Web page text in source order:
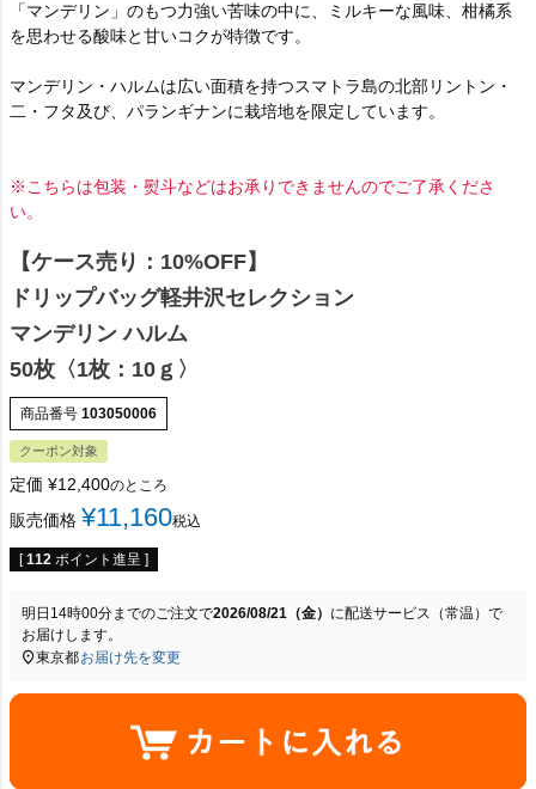
「マンデリン」のもつ力強い苦味の中に、ミルキーな風味、柑橘系
を思わせる酸味と甘いコクが特徴です。
マンデリン・ハルムは広い面積を持つスマトラ島の北部リントン・
二・フタ及び、パランギナンに栽培地を限定しています。
※こちらは包装・熨斗などはお承りできませんのでご了承くださ
い。
【ケース売り：10%OFF】
ドリップバッグ軽井沢セレクション
マンデリン ハルム
50枚〈1枚：10ｇ〉
商品番号 103050006
クーポン対象
定価 ¥12,400のところ
販売価格 ¥11,160税込
[ 112 ポイント進呈 ]
明日 14時00分までのご注文で2026/08/21（金） に配送サービス（常温） で
お届けします。
東京都お届け先を変更